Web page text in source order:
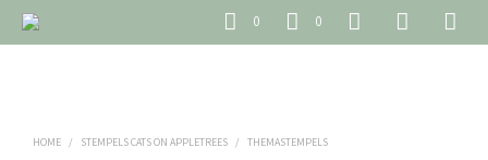
0 0
HOME / STEMPELS CATS ON APPLETREES / THEMASTEMPELS